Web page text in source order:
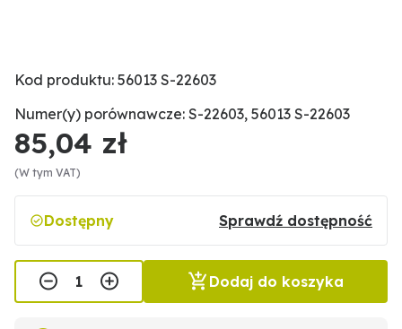
Kod produktu: 56013 S-22603
Numer(y) porównawcze: S-22603, 56013 S-22603
85,04 zł
(W tym VAT)
Dostępny Sprawdź dostępność
Dodaj do koszyka